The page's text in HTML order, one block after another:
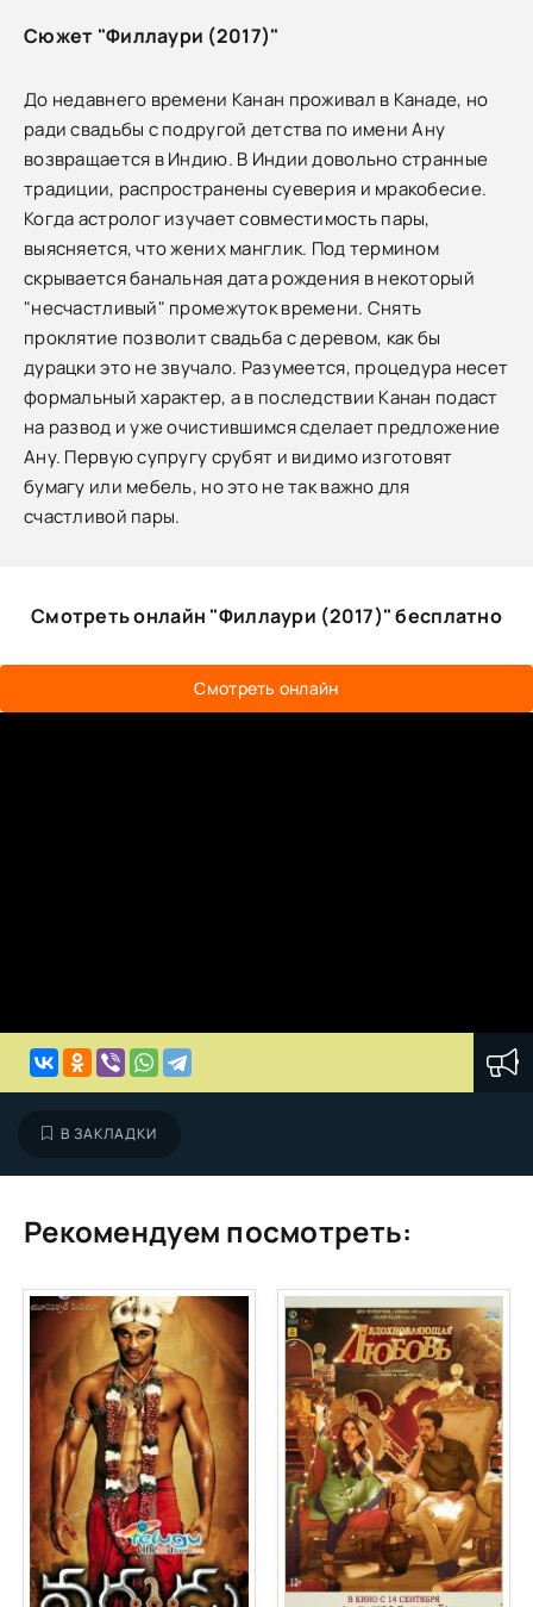
Сюжет "Филлаури (2017)"
До недавнего времени Канан проживал в Канаде, но
ради свадьбы с подругой детства по имени Ану
возвращается в Индию. В Индии довольно странные
традиции, распространены суеверия и мракобесие.
Когда астролог изучает совместимость пары,
выясняется, что жених манглик. Под термином
скрывается банальная дата рождения в некоторый
"несчастливый" промежуток времени. Снять
проклятие позволит свадьба с деревом, как бы
дурацки это не звучало. Разумеется, процедура несет
формальный характер, а в последствии Канан подаст
на развод и уже очистившимся сделает предложение
Ану. Первую супругу срубят и видимо изготовят
бумагу или мебель, но это не так важно для
счастливой пары.
Смотреть онлайн "Филлаури (2017)" бесплатно
Смотреть онлайн
В ЗАКЛАДКИ
Рекомендуем посмотреть: